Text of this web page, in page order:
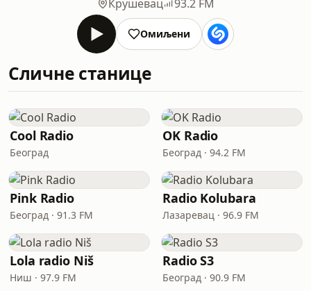
Крушевац
93.2 FM
Омиљени
Сличне станице
Cool Radio
Београд
OK Radio
Београд · 94.2 FM
Pink Radio
Београд · 91.3 FM
Radio Kolubara
Лазаревац · 96.9 FM
Lola radio Niš
Ниш · 97.9 FM
Radio S3
Београд · 90.9 FM